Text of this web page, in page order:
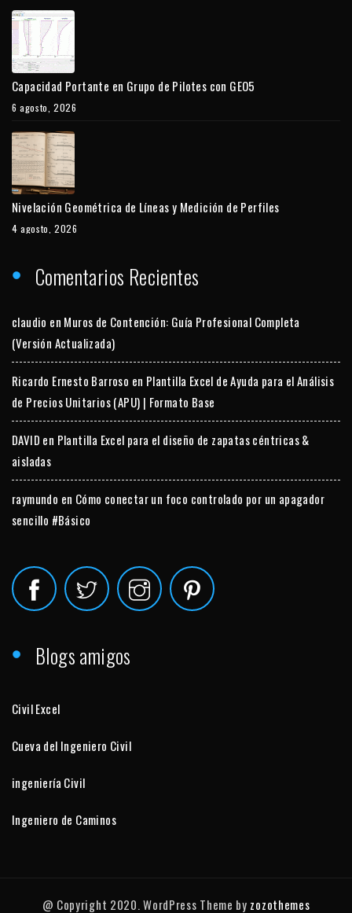
Capacidad Portante en Grupo de Pilotes con GEO5
6 agosto, 2026
Nivelación Geométrica de Líneas y Medición de Perfiles
4 agosto, 2026
Comentarios Recientes
claudio en Muros de Contención: Guía Profesional Completa
(Versión Actualizada)
Ricardo Ernesto Barroso en Plantilla Excel de Ayuda para el Análisis
de Precios Unitarios (APU) | Formato Base
DAVID en Plantilla Excel para el diseño de zapatas céntricas &
aisladas
raymundo en Cómo conectar un foco controlado por un apagador
sencillo #Básico
Blogs amigos
Civil Excel
Cueva del Ingeniero Civil
ingeniería Civil
Ingeniero de Caminos
@ Copyright 2020. WordPress Theme by zozothemes